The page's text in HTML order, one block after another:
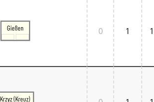
Gießen 0 1 1
Krzyz (Kreuz)